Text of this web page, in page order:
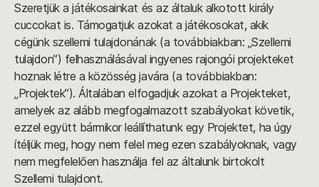
Szeretjük a játékosainkat és az általuk alkotott király
cuccokat is. Támogatjuk azokat a játékosokat, akik
cégünk szellemi tulajdonának (a továbbiakban: „Szellemi
tulajdon”) felhasználásával ingyenes rajongói projekteket
hoznak létre a közösség javára (a továbbiakban:
„Projektek”). Általában elfogadjuk azokat a Projekteket,
amelyek az alább megfogalmazott szabályokat követik,
ezzel együtt bármikor leállíthatunk egy Projektet, ha úgy
ítéljük meg, hogy nem felel meg ezen szabályoknak, vagy
nem megfelelően használja fel az általunk birtokolt
Szellemi tulajdont.